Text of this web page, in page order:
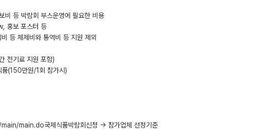
비 등 박람회 부스운영에 필요한 비용
홍보 포스터 등
등 체제비와 통역비 등 지원 제외
전기료 지원 포함)
(150만원/1회 참가시)
main.do국제식품박람회신청 → 참가업체 선정기준